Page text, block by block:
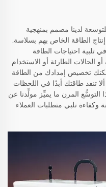
لدينا مصمم بمنهجية
الطاقة الخاص بهم بسلاسة.
تلبية احتياجات الطاقة
الحالات الطارئة أو الاستخدام
تخصيص إمدادك من الطاقة
تنفد طاقتك أبدًا في اللحظات
التوسُّع المرن ما يميِّز مولِّدنا عن
وكفاءة تلبي متطلبات العملاء